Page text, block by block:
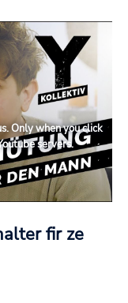
Only when you click
servers.
fir ze